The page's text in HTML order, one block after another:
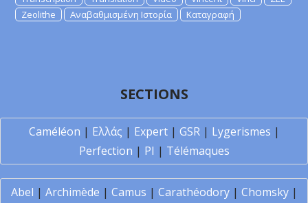
Zeolithe
Αναβαθμισμένη Ιστορία Καταγραφή
SECTIONS
Caméléon | Ελλάς | Expert| GSR| Lygerismes |
Perfection | PI | Télémaques
Abel | Archimède | Camus | Carathéodory| Chomsky|